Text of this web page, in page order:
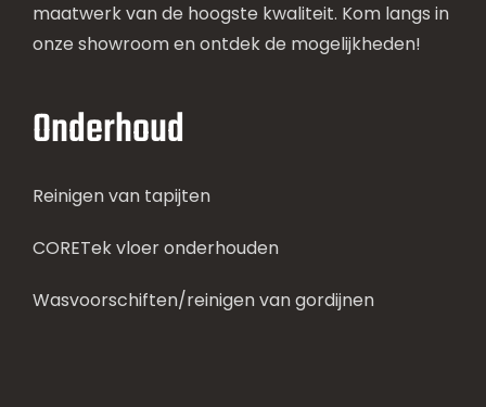
maatwerk van de hoogste kwaliteit. Kom langs in
onze showroom en ontdek de mogelijkheden!
Onderhoud
Reinigen van tapijten
CORETek vloer onderhouden
Wasvoorschiften/reinigen van gordijnen